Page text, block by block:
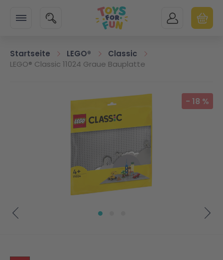
SUCHE MEIN KONTO
Startseite LEGO®
Classic
LEGO® Classic 11024 Graue Bauplatte
Zum Ende der Bildgalerie springen - 18 %